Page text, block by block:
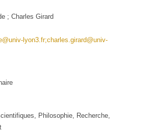
; Charles Girard
lyon3.fr;charles.girard@univ-
Philosophie, Recherche,